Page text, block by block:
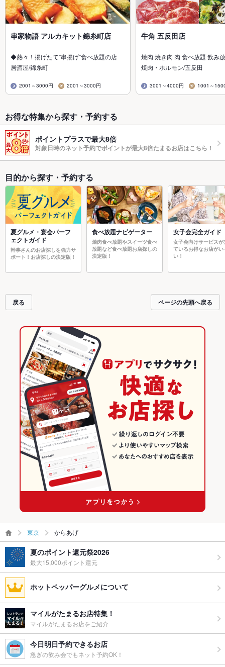
串家物語 アルカキット錦糸町店
◆熱々！揚げたて”串揚げ”食べ放題の店
居酒屋/錦糸町
2001～3000円 2001～3000円
牛角 五反田店
焼肉 焼き肉 肉 食べ放題 飲み
焼肉・ホルモン/五反田
3001～4000円 1001～
お得な特集から探す・予約する
ポイントプラスで最大8倍
対象日時のネット予約でポイントが最大8倍たまるお店はこちら！
目的から探す・予約する
夏グルメ・宴会パーフ
ェクトガイド
幹事さんのお店探しを強力サ
ポート！お店探しの決定版！
食べ放題ナビゲーター
焼肉食べ放題やスイーツ食べ
放題など食べ放題お店探しの
決定版！
女子会完全ガイド
女子会向けサービスが
ているお得なお店がい
い！
戻る ページの先頭へ戻る
東京 からあげ
夏のポイント還元祭2026
最大15,000ポイント還元
ホットペッパーグルメについて
マイルがたまるお店特集！
マイルがたまるお店をご紹介
今日明日予約できるお店
急ぎの飲み会でもネット予約OK！